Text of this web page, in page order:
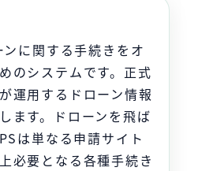
に関する手続きをオ
のシステムです。正式
運用するドローン情報
ます。ドローンを飛ば
は単なる申請サイト
必要となる各種手続き